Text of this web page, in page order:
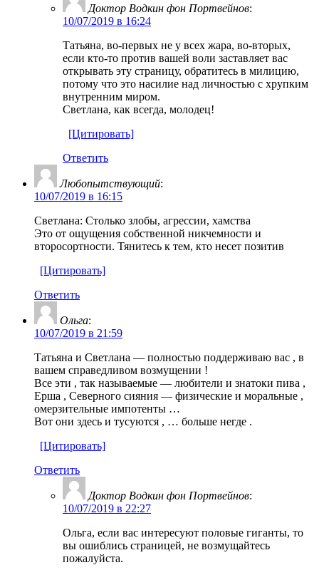
Доктор Водкин фон Портвейнов:
10/07/2019 в 16:24
Татьяна, во-первых не у всех жара, во-вторых,
если кто-то против вашей воли заставляет вас
открывать эту страницу, обратитесь в милицию,
потому что это насилие над личностью с хрупким
внутренним миром.
Светлана, как всегда, молодец!
[Цитировать]
Ответить
Любопытствующий:
10/07/2019 в 16:15
Светлана: Столько злобы, агрессии, хамства
Это от ощущения собственной никчемности и
второсортности. Тянитесь к тем, кто несет позитив
[Цитировать]
Ответить
Ольга:
10/07/2019 в 21:59
Татьяна и Светлана — полностью поддерживаю вас , в
вашем справедливом возмущении !
Все эти , так называемые — любители и знатоки пива ,
Ерша , Северного сияния — физические и моральные ,
омерзительные импотенты …
Вот они здесь и тусуются , … больше негде .
[Цитировать]
Ответить
Доктор Водкин фон Портвейнов:
10/07/2019 в 22:27
Ольга, если вас интересуют половые гиганты, то
вы ошиблись страницей, не возмущайтесь
пожалуйста.